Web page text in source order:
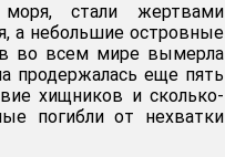
стали жертвами
а небольшие островные
во всем мире вымерла
продержалась еще пять
хищников и сколько-
погибли от нехватки